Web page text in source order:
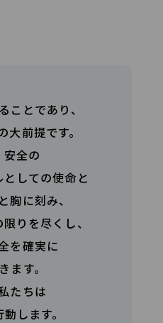
ことであり、
前提です。
全の
しての使命と
胸に刻み、
りを尽くし、
を確実に
ます。
たちは
します。